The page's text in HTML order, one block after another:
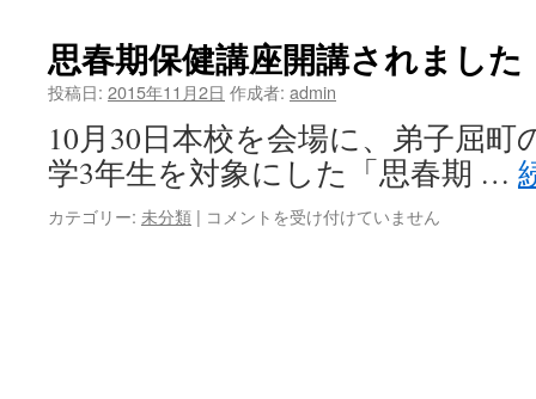
大
会
に
参
加
し
き
観
日
開
し
ま
し
た
は
思春期保健講座開講されました
投稿日: 2015年11月2日 作成者: admin
10月30日本校を会場に、弟子屈
学3年生を対象にした「思春期 …
カテゴリー: 未分類 | 思
コメントを受け付けていません